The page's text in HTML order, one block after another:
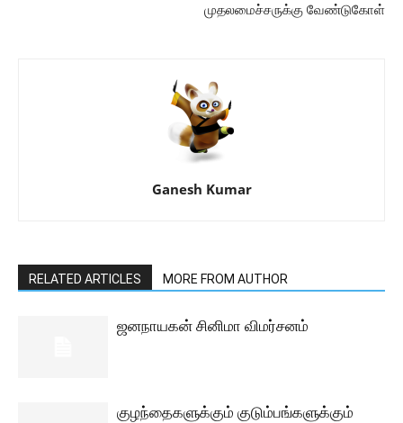
முதலமைச்சருக்கு வேண்டுகோள்
Ganesh Kumar
RELATED ARTICLES MORE FROM AUTHOR
ஜனநாயகன் சினிமா விமர்சனம்
குழந்தைகளுக்கும் குடும்பங்களுக்கும்